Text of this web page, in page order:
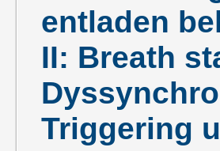
entladen
II: Breath
Triggering